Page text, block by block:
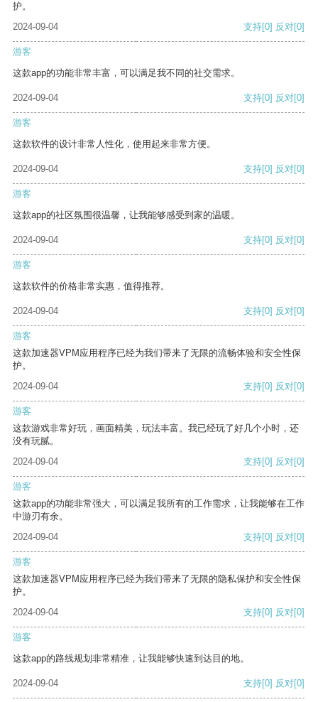
护。
2024-09-04
支持[0] 反对[0]
游客
这款app的功能非常丰富，可以满足我不同的社交需求。
2024-09-04 支持[0] 反对[0]
游客
这款软件的设计非常人性化，使用起来非常方便。
2024-09-04 支持[0] 反对[0]
游客
这款app的社区氛围很温馨，让我能够感受到家的温暖。
2024-09-04 支持[0] 反对[0]
游客
这款软件的价格非常实惠，值得推荐。
2024-09-04 支持[0] 反对[0]
游客
这款加速器VPM应用程序已经为我们带来了无限的流畅体验和安全性保
护。
2024-09-04
支持[0] 反对[0]
游客
这款游戏非常好玩，画面精美，玩法丰富。我已经玩了好几个小时，还
没有玩腻。
2024-09-04
支持[0] 反对[0]
游客
这款app的功能非常强大，可以满足我所有的工作需求，让我能够在工作
中游刃有余。
2024-09-04
支持[0] 反对[0]
游客
这款加速器VPM应用程序已经为我们带来了无限的隐私保护和安全性保
护。
2024-09-04
支持[0] 反对[0]
游客
这款app的路线规划非常精准，让我能够快速到达目的地。
2024-09-04 支持[0] 反对[0]